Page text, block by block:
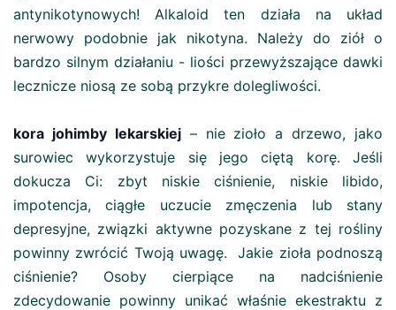
antynikotynowych! Alkaloid ten działa na układ
nerwowy podobnie jak nikotyna. Należy do ziół o
bardzo silnym działaniu - liości przewyższające dawki
lecznicze niosą ze sobą przykre dolegliwości.
kora johimby lekarskiej– nie zioło a drzewo, jako
surowiec wykorzystuje się jego ciętą korę. Jeśli
dokucza Ci: zbyt niskie ciśnienie, niskie libido,
impotencja, ciągłe uczucie zmęczenia lub stany
depresyjne, związki aktywne pozyskane z tej rośliny
powinny zwrócić Twoją uwagę. Jakie zioła podnoszą
ciśnienie? Osoby cierpiące na nadciśnienie
zdecydowanie powinny unikać właśnie ekestraktu z